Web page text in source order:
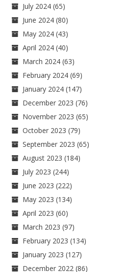
July 2024 (65)
June 2024 (80)
May 2024 (43)
April 2024 (40)
March 2024 (63)
February 2024 (69)
January 2024 (147)
December 2023 (76)
November 2023 (65)
October 2023 (79)
September 2023 (65)
August 2023 (184)
July 2023 (244)
June 2023 (222)
May 2023 (134)
April 2023 (60)
March 2023 (97)
February 2023 (134)
January 2023 (127)
December 2022 (86)